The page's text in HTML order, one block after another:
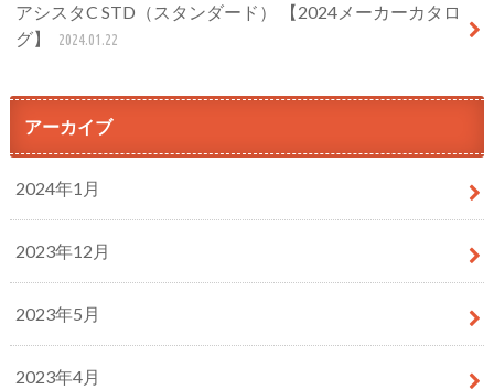
アシスタC STD（スタンダード） 【2024メーカーカタロ
グ】
2024.01.22
アーカイブ
2024年1月
2023年12月
2023年5月
2023年4月